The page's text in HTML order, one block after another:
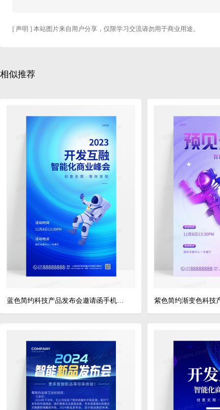
[ 声明 ] 本站图片来自用户分享，仅限学习交流请勿用于商业用途。
相似推荐
蓝色简约科技产品发布会邀请函手机宣传海报